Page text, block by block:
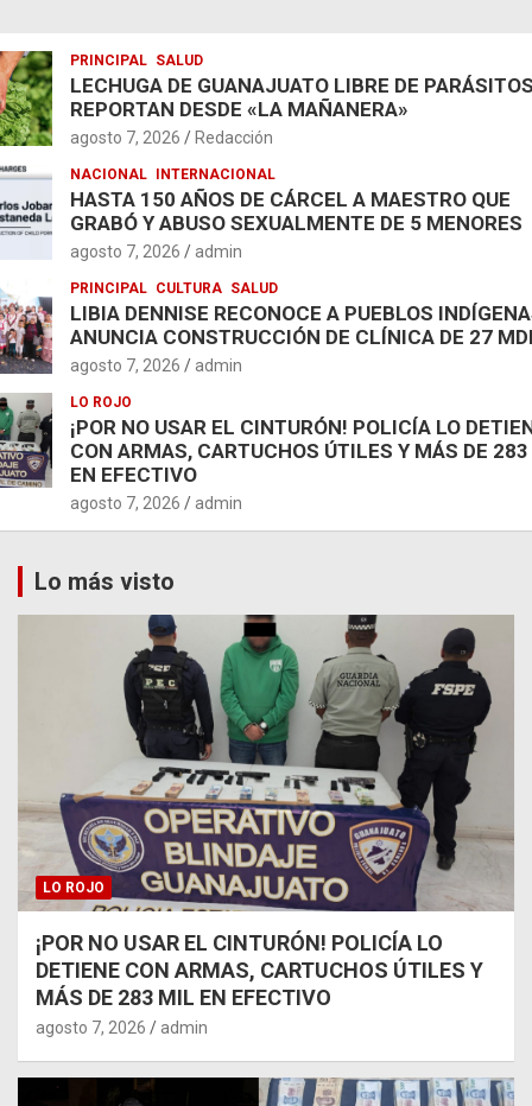
PRINCIPAL SALUD
LECHUGA DE GUANAJUATO LIBRE DE
REPORTAN DESDE «LA MAÑANERA»
agosto 7, 2026 Redacción
NACIONAL INTERNACIONAL
HASTA 150 AÑOS DE CÁRCEL A MAESTRO QUE
GRABÓ Y ABUSO SEXUALMENTE DE 5 MENORES
agosto 7, 2026 admin
PRINCIPAL CULTURA SALUD
LIBIA DENNISE RECONOCE A PUEBLOS
ANUNCIA CONSTRUCCIÓN DE CLÍNICA DE 27
agosto 7, 2026 admin
LO ROJO
¡POR NO USAR EL CINTURÓN! POLICÍA LO
CON ARMAS, CARTUCHOS ÚTILES Y MÁS DE
EN EFECTIVO
agosto 7, 2026 admin
Lo más visto
LO ROJO
¡POR NO USAR EL CINTURÓN! POLICÍA LO
DETIENE CON ARMAS, CARTUCHOS ÚTILES Y
MÁS DE 283 MIL EN EFECTIVO
agosto 7, 2026 admin